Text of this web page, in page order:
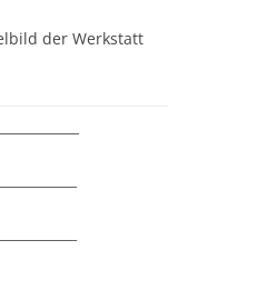
der Werkstatt